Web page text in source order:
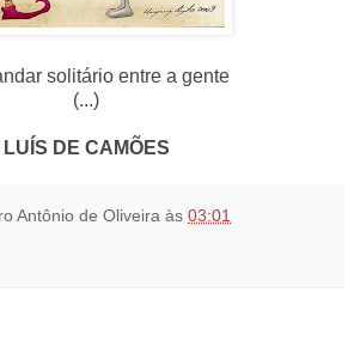
solitário entre a gente
(...)
LUÍS DE CAMÕES
Antônio de Oliveira às 03:01